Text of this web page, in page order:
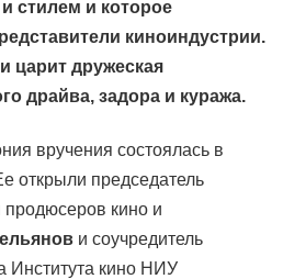
стилем и которое
киноиндустрии.
царит дружеская
драйва, задора и куража.
вручения состоялась в
открыли председатель
кино и
и соучредитель
Института кино НИУ